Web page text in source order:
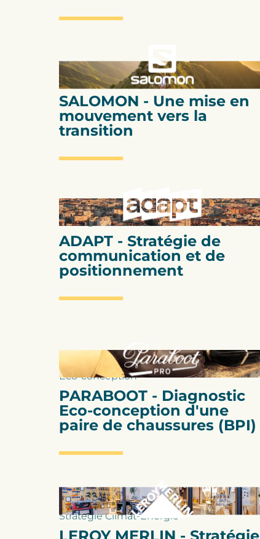
Stratégie RSE
SALOMON - Une mise en
mouvement vers la
transition
Stratégie RSE
ADAPT - Stratégie de
communication et de
positionnement
Eco-conception
PARABOOT - Diagnostic
Eco-conception d'une
paire de chaussures (BPI)
Stratégie Climat-Énergie